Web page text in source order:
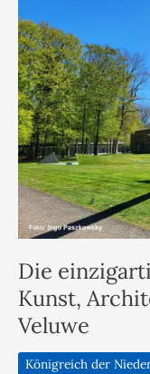
Die
Kunst,
Veluwe
Königreich der